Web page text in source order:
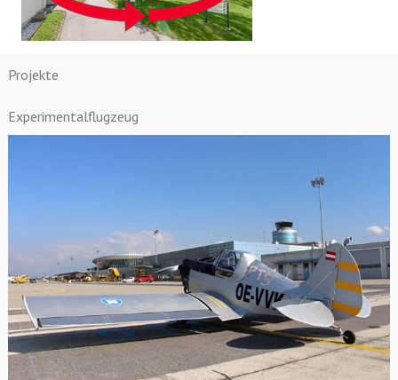
Projekte
Experimentalflugzeug